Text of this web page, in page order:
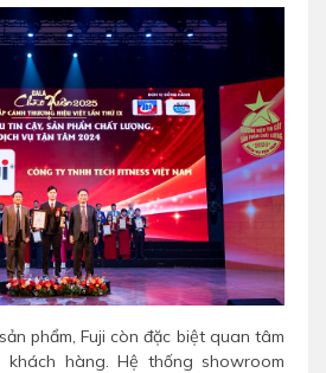
phẩm, Fuji còn đặc biệt quan tâm
hàng. Hệ thống showroom